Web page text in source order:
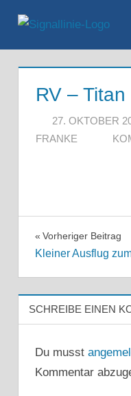
Inhalt
springen
RV –
27. OKTOBER
FRANKE
Vorheriger Beitrag
Kleiner Ausflug
SCHREIBE EINEN
Du musst
Kommentar